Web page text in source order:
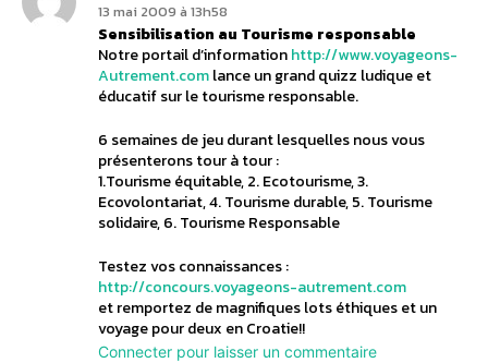
13 mai 2009 à 13h58
Sensibilisation au Tourisme responsable
Notre portail d’informationhttp://www.voyageons-
Autrement.comlance un grand quizz ludique et
éducatif sur le tourisme responsable.
6 semaines de jeu durant lesquelles nous vous
présenterons tour à tour :
1.Tourisme équitable, 2. Ecotourisme, 3.
Ecovolontariat, 4. Tourisme durable, 5. Tourisme
solidaire, 6. Tourisme Responsable
Testez vos connaissances :
http://concours.voyageons-autrement.com
et remportez de magnifiques lots éthiques et un
voyage pour deux en Croatie!!
Connecter pour laisser un commentaire